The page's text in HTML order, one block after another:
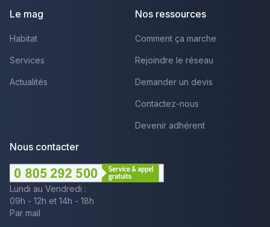
Le mag
Habitat
Services
Actualités
Nos ressources
Comment ça marche
Rejoindre le réseau
Demander un devis
Contactez-nous
Devenir adhérent
Nous contacter
Lundi au Vendredi :
09h - 12h et 14h - 18h
Par mail